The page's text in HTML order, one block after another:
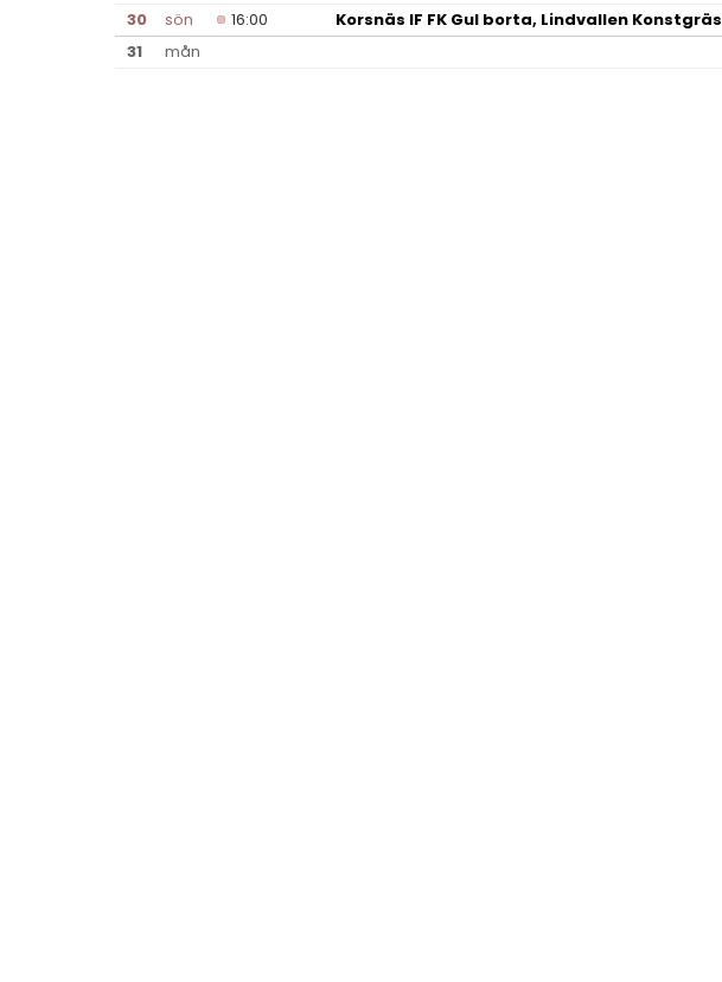
30
sön 16:00 Korsnäs IF FK Gul borta, Lindvallen Konstgräs
31 mån